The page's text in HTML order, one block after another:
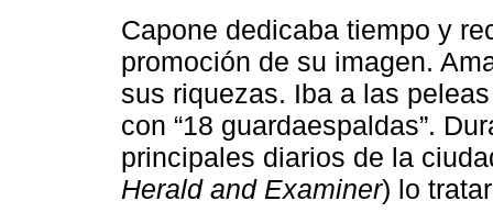
Capone dedicaba tiempo y
promoción de su imagen.
sus riquezas. Iba a las
con “18 guardaespaldas”.
principales diarios de la
Herald and Examiner) lo